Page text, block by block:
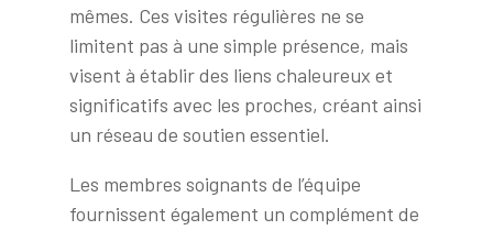
mêmes. Ces visites régulières ne se
limitent pas à une simple présence, mais
visent à établir des liens chaleureux et
significatifs avec les proches, créant ainsi
un réseau de soutien essentiel.
Les membres soignants de l’équipe
fournissent également un complément de